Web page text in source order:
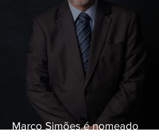
Marco Simões é nomeado